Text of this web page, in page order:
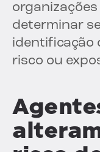
determinar
identificação
risco ou